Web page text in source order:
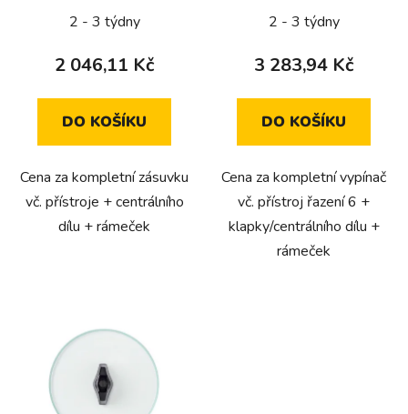
2 - 3 týdny
2 046,11 Kč
DO KOŠÍKU
Cena za kompletní zásuvku
vč. přístroje + centrálního
dílu + rámeček
řazení 6)
2 - 3 týdny
3 283,94 Kč
DO KOŠÍKU
Cena za kompletní vypínač
vč. přístroj řazení 6 +
klapky/centrálního dílu +
rámeček